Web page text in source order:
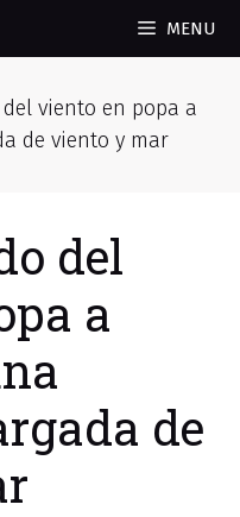
MENU
viento en popa a
de viento y mar
del
a
de